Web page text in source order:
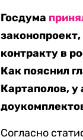
Госдума
контракту в
Как пояснил
Картаполов, у
Согласно